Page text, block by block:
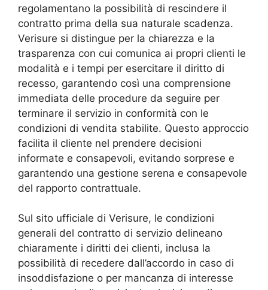
regolamentano la possibilità di rescindere il
contratto prima della sua naturale scadenza.
Verisure si distingue per la chiarezza e la
trasparenza con cui comunica ai propri clienti le
modalità e i tempi per esercitare il diritto di
recesso, garantendo così una comprensione
immediata delle procedure da seguire per
terminare il servizio in conformità con le
condizioni di vendita stabilite. Questo approccio
facilita il cliente nel prendere decisioni
informate e consapevoli, evitando sorprese e
garantendo una gestione serena e consapevole
del rapporto contrattuale.
Sul sito ufficiale di Verisure, le condizioni
generali del contratto di servizio delineano
chiaramente i diritti dei clienti, inclusa la
possibilità di recedere dall’accordo in caso di
insoddisfazione o per mancanza di interesse